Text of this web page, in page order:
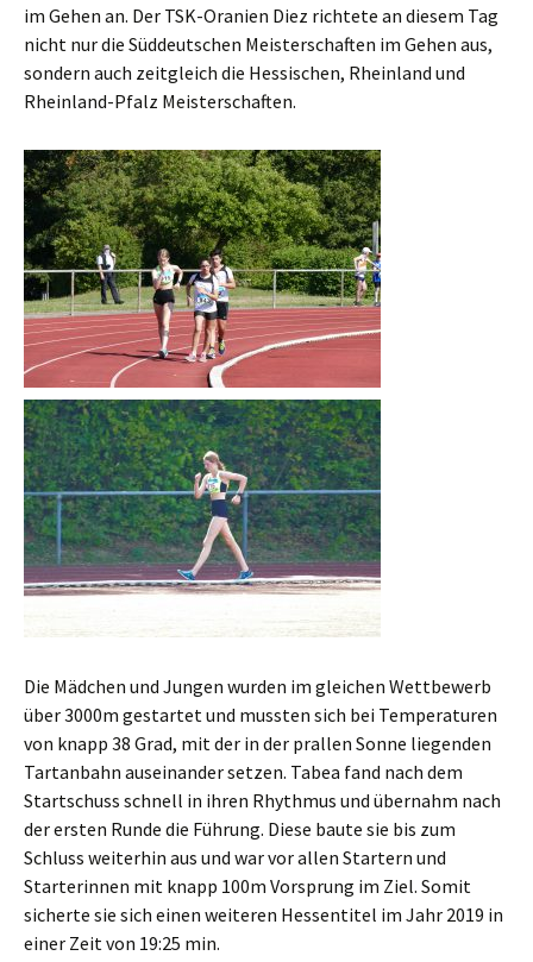
im Gehen an. Der TSK-Oranien Diez richtete an diesem Tag
nicht nur die Süddeutschen Meisterschaften im Gehen aus,
sondern auch zeitgleich die Hessischen, Rheinland und
Rheinland-Pfalz Meisterschaften.
Die Mädchen und Jungen wurden im gleichen Wettbewerb
über 3000m gestartet und mussten sich bei Temperaturen
von knapp 38 Grad, mit der in der prallen Sonne liegenden
Tartanbahn auseinander setzen. Tabea fand nach dem
Startschuss schnell in ihren Rhythmus und übernahm nach
der ersten Runde die Führung. Diese baute sie bis zum
Schluss weiterhin aus und war vor allen Startern und
Starterinnen mit knapp 100m Vorsprung im Ziel. Somit
sicherte sie sich einen weiteren Hessentitel im Jahr 2019 in
einer Zeit von 19:25 min.